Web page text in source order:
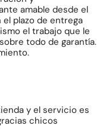
amable desde el
plazo de entrega
el trabajo que le
todo de garantía.
y el servicio es
chicos